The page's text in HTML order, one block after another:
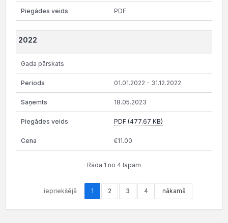
PDF
2022
Gada pārskats
01.01.2022 - 31.12.2022
18.05.2023
PDF (477.67 KB)
€11.00
Rāda 1 no 4 lapām
iepriekšējā 1 2 3 4 nākamā